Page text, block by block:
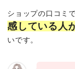
ショップの口コミ
感している人
いです。